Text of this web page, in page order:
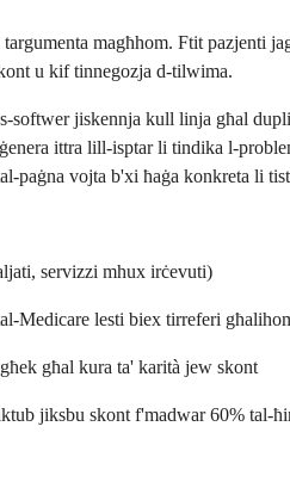
magħhom. Ftit
u kif tinnegozja d-tilwima.
jiskennja kull linja għal
ittra lill-isptar li tindika l-
vojta b'xi ħaġa konkreta li
servizzi mhux irċevuti)
Medicare lesti biex tirreferi
għal kura ta' karità jew skont
jiksbu skont f'madwar 60% tal-